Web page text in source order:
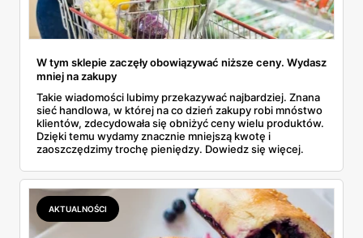
W tym sklepie zaczęły obowiązywać niższe ceny. Wydasz
mniej na zakupy
Takie wiadomości lubimy przekazywać najbardziej. Znana
sieć handlowa, w której na co dzień zakupy robi mnóstwo
klientów, zdecydowała się obniżyć ceny wielu produktów.
Dzięki temu wydamy znacznie mniejszą kwotę i
zaoszczędzimy trochę pieniędzy. Dowiedz się więcej.
AKTUALNOŚCI